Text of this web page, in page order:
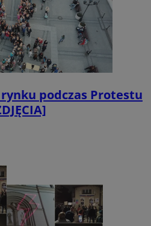
podczas Protestu